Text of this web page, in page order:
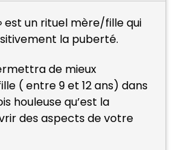
est un rituel mère/fille qui
la puberté.
de mieux
( entre 9 et 12 ans) dans
houleuse qu’est la
des aspects de votre